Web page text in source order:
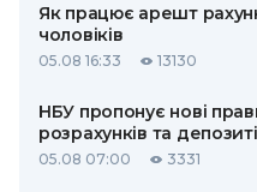
Як працює арешт
чоловіків
05.08 16:33 13130
НБУ пропонує нові
розрахунків та
05.08 07:00 3331